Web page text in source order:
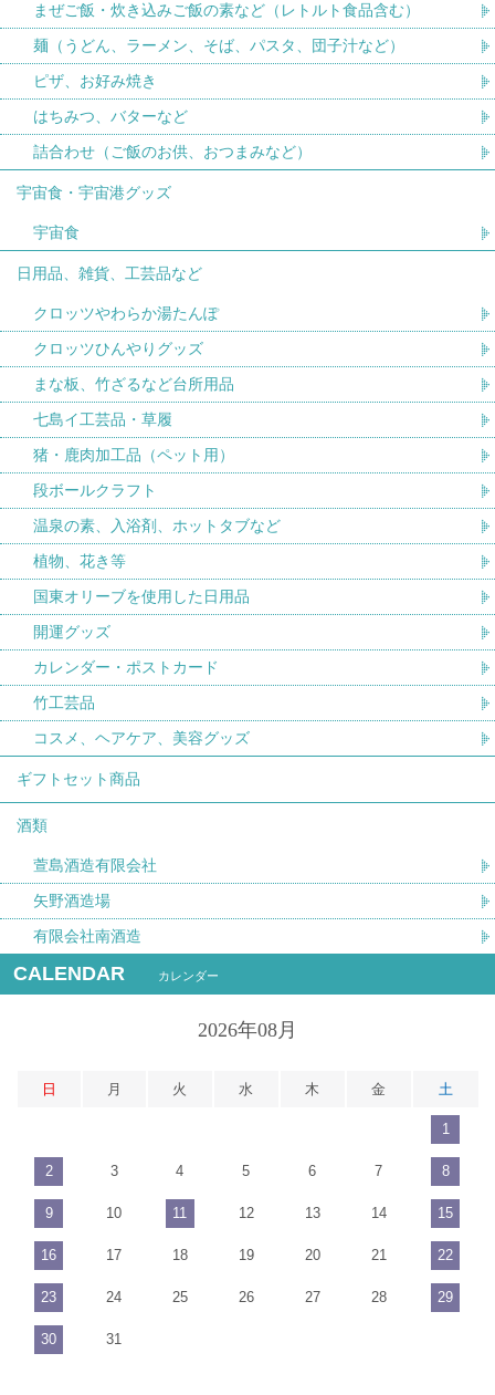
まぜご飯・炊き込みご飯の素など（レトルト食品含む）
麺（うどん、ラーメン、そば、パスタ、団子汁など）
ピザ、お好み焼き
はちみつ、バターなど
詰合わせ（ご飯のお供、おつまみなど）
宇宙食・宇宙港グッズ
宇宙食
日用品、雑貨、工芸品など
クロッツやわらか湯たんぽ
クロッツひんやりグッズ
まな板、竹ざるなど台所用品
七島イ工芸品・草履
猪・鹿肉加工品（ペット用）
段ボールクラフト
温泉の素、入浴剤、ホットタブなど
植物、花き等
国東オリーブを使用した日用品
開運グッズ
カレンダー・ポストカード
竹工芸品
コスメ、ヘアケア、美容グッズ
ギフトセット商品
酒類
萱島酒造有限会社
矢野酒造場
有限会社南酒造
CALENDAR カレンダー
2026年08月
日 月 火 水 木 金 土
1
2 3 4 5 6 7 8
9 10 11 12 13 14 15
16 17 18 19 20 21 22
23 24 25 26 27 28 29
30 31